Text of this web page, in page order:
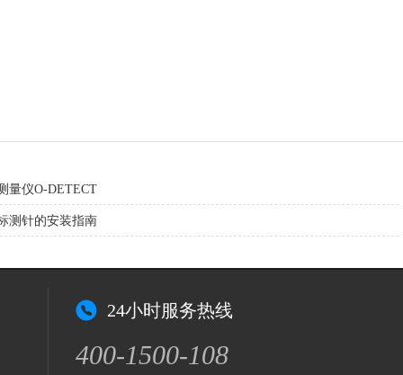
量仪O-DETECT
测针的安装指南
24小时服务热线
400-1500-108